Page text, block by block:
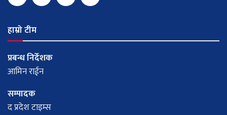
हाम्रो टीम
प्रबन्ध निर्देशक
आमिन राईन
सम्पादक
द प्रदेश टाइम्स